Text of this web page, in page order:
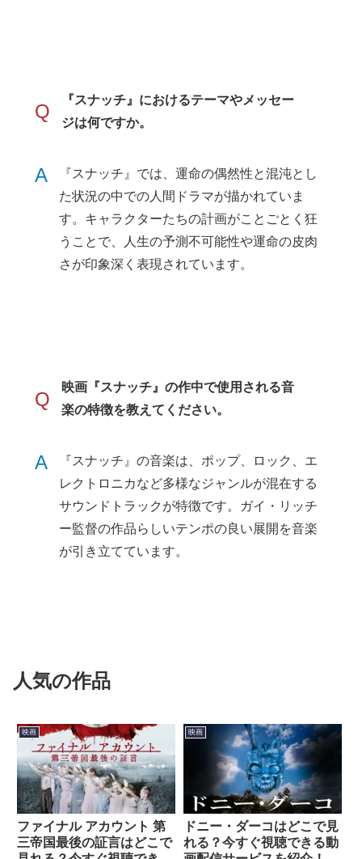
Q
『スナッチ』におけるテーマやメッセー
ジは何ですか。
A
『スナッチ』では、運命の偶然性と混沌とし
た状況の中での人間ドラマが描かれていま
す。キャラクターたちの計画がことごとく狂
うことで、人生の予測不可能性や運命の皮肉
さが印象深く表現されています。
Q
映画『スナッチ』の作中で使用される音
楽の特徴を教えてください。
A
『スナッチ』の音楽は、ポップ、ロック、エ
レクトロニカなど多様なジャンルが混在する
サウンドトラックが特徴です。ガイ・リッチ
ー監督の作品らしいテンポの良い展開を音楽
が引き立てています。
人気の作品
映画
ファイナル アカウント 第
三帝国最後の証言はどこで
映画
ドニー・ダーコはどこで見
れる？今すぐ視聴できる動